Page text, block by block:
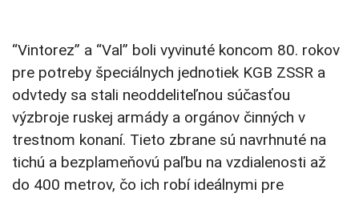
“Vintorez” a “Val” boli vyvinuté koncom 80. rokov
pre potreby špeciálnych jednotiek KGB ZSSR a
odvtedy sa stali neoddeliteľnou súčasťou
výzbroje ruskej armády a orgánov činných v
trestnom konaní. Tieto zbrane sú navrhnuté na
tichú a bezplameňovú paľbu na vzdialenosti až
do 400 metrov, čo ich robí ideálnymi pre